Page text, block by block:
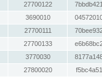
27700122
3690010
27700111
27700133
3770030
27800020